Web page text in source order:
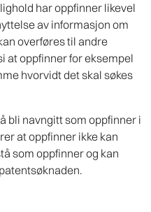
har oppfinner likevel
av informasjon om
overføres til andre
at oppfinner for eksempel
hvorvidt det skal søkes
bli navngitt som oppfinner i
at oppfinner ikke kan
som oppfinner og kan